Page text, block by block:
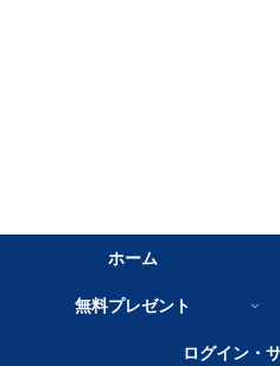
ホーム
無料プレゼント
ログイン・